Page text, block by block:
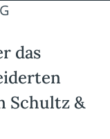
das
Schultz &